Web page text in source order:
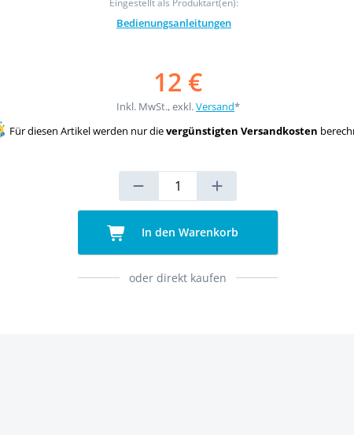
Eingestellt als Produktart(en):
Bedienungsanleitungen
12 €
Inkl. MwSt., exkl.Versand*
Für diesen Artikel werden nur dievergünstigten Versandkosten
In den Warenkorb
oder direkt kaufen